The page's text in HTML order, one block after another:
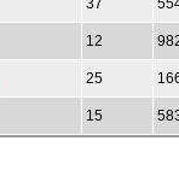
37
12
25
15